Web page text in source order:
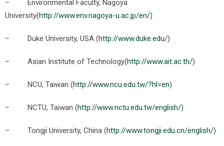
– Environmental Faculty, Nagoya
University(http://www.env.nagoya-u.ac.jp/en/)
– Duke University, USA (http://www.duke.edu/)
– Asian Institute of Technology(http://www.ait.ac.th/)
– NCU, Taiwan (http://www.ncu.edu.tw/?hl=en)
– NCTU, Taiwan (http://www.nctu.edu.tw/english/)
– Tongji University, China (http://www.tongji.edu.cn/english/)